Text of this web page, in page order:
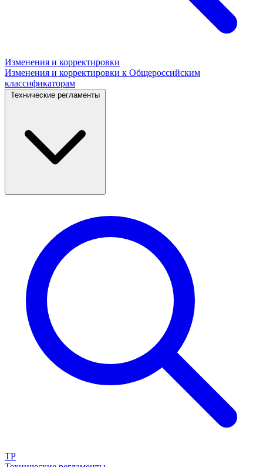
Изменения и корректировки
Изменения и корректировки к Общероссийским
классификаторам
Технические регламенты
ТР